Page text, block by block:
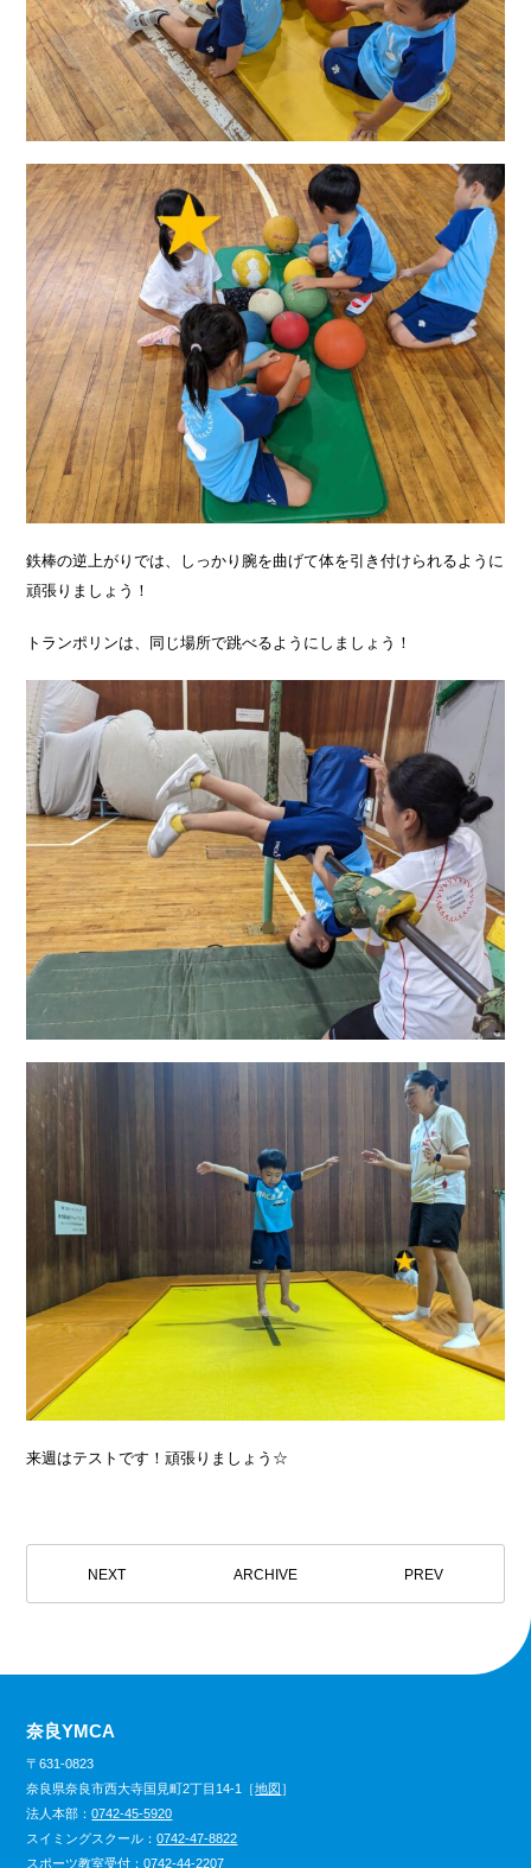
鉄棒の逆上がりでは、しっかり腕を曲げて体を引き付けられるように
頑張りましょう！
トランポリンは、同じ場所で跳べるようにしましょう！
来週はテストです！頑張りましょう☆
NEXT ARCHIVE PREV
奈良YMCA
〒631-0823
奈良県奈良市西大寺国見町2丁目14-1［地図 ］
法人本部：0742-45-5920
スイミングスクール：0742-47-8822
スポーツ教室受付：0742-44-2207